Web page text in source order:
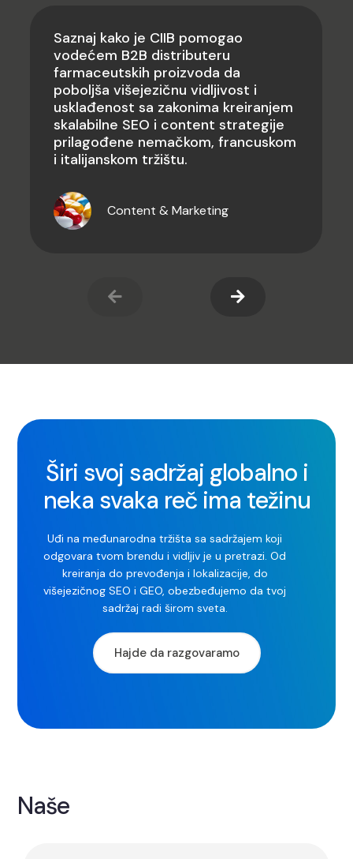
Saznaj kako je CIIB pomogao
vodećem B2B distributeru
farmaceutskih proizvoda da
poboljša višejezičnuvidljivost i
usklađenost sa zakonima kreiranjem
skalabilne SEO i content strategije
prilagođene nemačkom, francuskom
i italijanskom tržištu.
Content & Marketing
Širi svoj sadržaj globalno i
neka svaka reč ima težinu
Uđi na međunarodna tržišta sa sadržajem koji
odgovara tvom brendu i vidljiv je u pretrazi. Od
kreiranja do prevođenja i lokalizacije, do
višejezičnog SEO i GEO, obezbeđujemo da tvoj
sadržaj radi širom sveta.
Hajde da razgovaramo
Naše